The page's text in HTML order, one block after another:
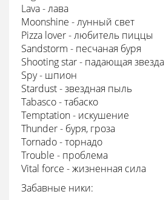
Lava - лава
Moonshine - лунный свет
Pizza lover - любитель пиццы
Sandstorm - песчаная буря
Shooting star - падающая звезда
Spy - шпион
Stardust - звездная пыль
Tabasco - табаско
Temptation - искушение
Thunder - буря, гроза
Tornado - торнадо
Trouble - проблема
Vital force - жизненная сила
Забавные ники: